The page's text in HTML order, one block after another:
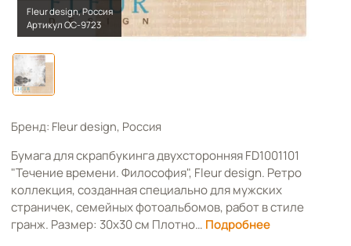
Fleur design, Россия
Артикул OC-9723
Бренд: Fleur design, Россия
Бумага для скрапбукинга двухсторонняя FD1001101
"Течение времени. Философия", Fleur design. Ретро
коллекция, созданная специально для мужских
страничек, семейных фотоальбомов, работ в стиле
гранж. Размер: 30х30 см Плотно… Подробнее